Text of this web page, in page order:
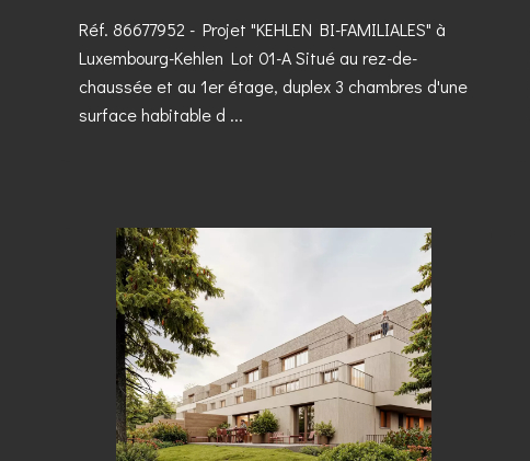
Réf. 86677952 - Projet "KEHLEN BI-FAMILIALES" à
Luxembourg-Kehlen Lot 01-A Situé au rez-de-
chaussée et au 1er étage, duplex 3 chambres d'une
surface habitable d ...